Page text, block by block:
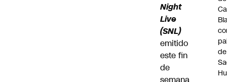
Night
Live
(SNL)
emitido
este fin
de
semana
de